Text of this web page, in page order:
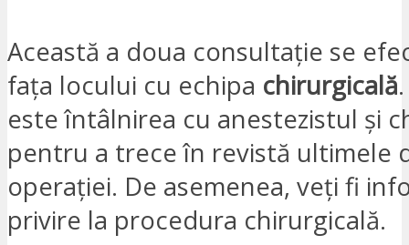
Această a doua consultație se
fața locului cu echipa chirurgicală
este întâlnirea cu anestezistul și
pentru a trece în revistă ultimele
operației. De asemenea, veți fi
privire la procedura chirurgicală.